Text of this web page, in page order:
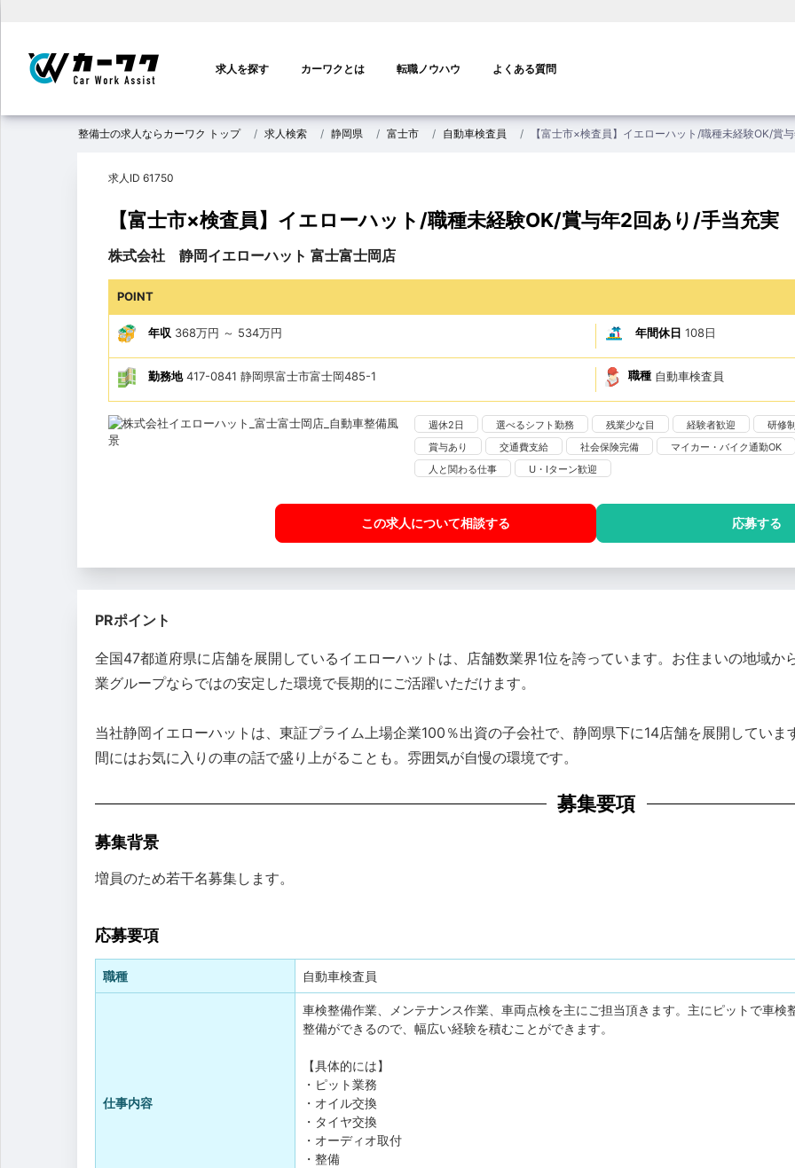
ン
ビ
ゲ
ン
求人を探す カーワクとは 転職ノウハウ よくある質問
整備士の求人ならカーワク トップ 求人検索 静岡県 富士市 自動車検査員 【富士市×検査員】イエローハット/職種未経験OK/賞
求人ID 61750
【富士市×検査員】イエローハット/職種未経験OK/賞与年2回あり/手当充実
株式会社 静岡イエローハット 富士富士岡店
POINT
年収 368万円 ～ 534万円 年間休日 108日
勤務地417-0841 静岡県富士市富士岡485-1 職種 自動車検査員
週休2日 選べるシフト勤務 残業少な目 経験者歓迎
研修
賞与あり
交通費支給 社会保険完備
マイカー・バイク通勤OK
人と関わる仕事
U・Iターン歓迎
この求人について相談する 応募する
PRポイント
全国47都道府県に店舗を展開しているイエローハットは、店舗数業界1位を誇っています。お住まいの地域
業グループならではの安定した環境で長期的にご活躍いただけます。
当社静岡イエローハットは、東証プライム上場企業100％出資の子会社で、静岡県下に14店舗を展開してい
間にはお気に入りの車の話で盛り上がることも。雰囲気が自慢の環境です。
募集要項
募集背景
増員のため若干名募集します。
応募要項
職種 自動車検査員
仕事内容
車検整備作業、メンテナンス作業、車両点検を主にご担当頂きます。主にピットで車
整備ができるので、幅広い経験を積むことができます。
【具体的には】
・ピット業務
・オイル交換
・タイヤ交換
・オーディオ取付
・整備